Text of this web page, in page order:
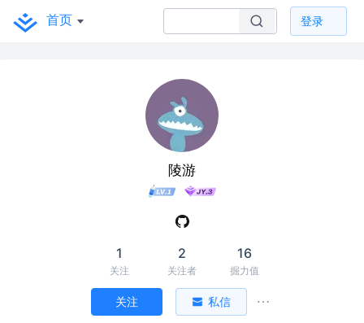
首页 登录
陵游
1
关注
2
关注者
16
掘力值
关注 私信